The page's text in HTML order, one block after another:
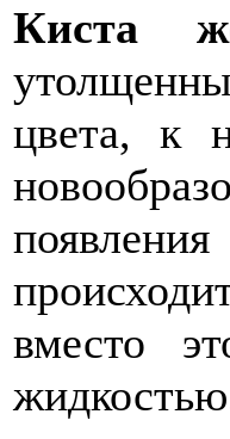
Киста
цвета, к
вместо